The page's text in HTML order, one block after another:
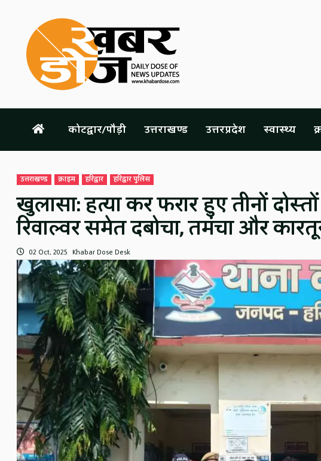
content
कोटद्वार/पौड़ी उत्तराखण्ड उत्तरप्रदेश स्वास्थ्य
उत्तराखण्ड क्राइम हरिद्वार हरिद्वार पुलिस
खुलासा: हत्या कर फरार हुए तीनों
रिवाल्वर समेत दबोचा, तमंचा और
02 Oct, 2025 Khabar Dose Desk